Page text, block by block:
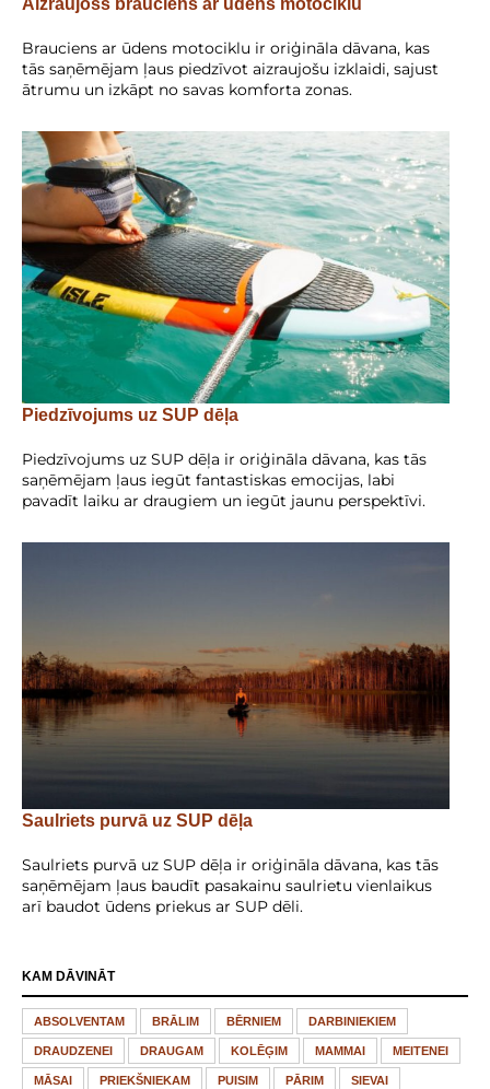
Aizraujošs brauciens ar ūdens motociklu
Brauciens ar ūdens motociklu ir oriģināla dāvana, kas
tās saņēmējam ļaus piedzīvot aizraujošu izklaidi, sajust
ātrumu un izkāpt no savas komforta zonas.
Piedzīvojums uz SUP dēļa
Piedzīvojums uz SUP dēļa ir oriģināla dāvana, kas tās
saņēmējam ļaus iegūt fantastiskas emocijas, labi
pavadīt laiku ar draugiem un iegūt jaunu perspektīvi.
Saulriets purvā uz SUP dēļa
Saulriets purvā uz SUP dēļa ir oriģināla dāvana, kas tās
saņēmējam ļaus baudīt pasakainu saulrietu vienlaikus
arī baudot ūdens priekus ar SUP dēli.
KAM DĀVINĀT
ABSOLVENTAM BRĀLIM BĒRNIEM DARBINIEKIEM
DRAUDZENEI DRAUGAM KOLĒĢIM MAMMAI MEITENEI
MĀSAI PRIEKŠNIEKAM PUISIM PĀRIM SIEVAI